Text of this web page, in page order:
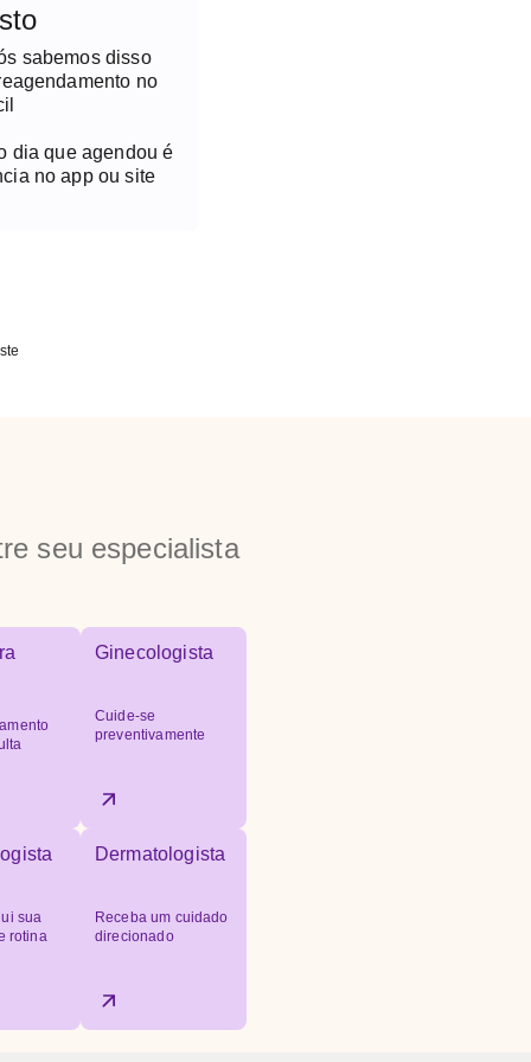
sabemos disso
no
dia que agendou é
no app ou site
seu especialista
Ginecologista
Cuide-se
preventivamente
sua
rotina
Dermatologista
Receba um cuidado
direcionado